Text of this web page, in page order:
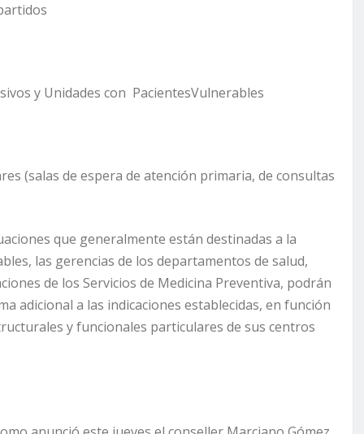
y Unidades con PacientesVulnerables
(salas de espera de atención primaria, de consultas
que generalmente están destinadas a la
las gerencias de los departamentos de salud,
de los Servicios de Medicina Preventiva, podrán
adicional a las indicaciones establecidas, en función
y funcionales particulares de sus centros